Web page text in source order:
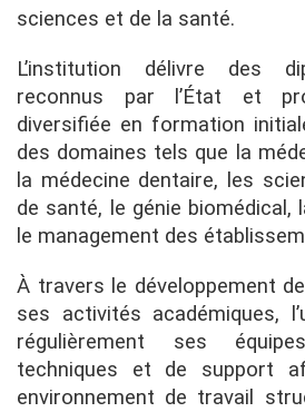
sciences et de la santé.
L’institution délivre des
reconnus par l’État et
diversifiée en formation
des domaines tels que la
la médecine dentaire, les
de santé, le génie biomédical,
le management des
À travers le développement
ses activités académiques,
régulièrement ses
techniques et de support
environnement de travail